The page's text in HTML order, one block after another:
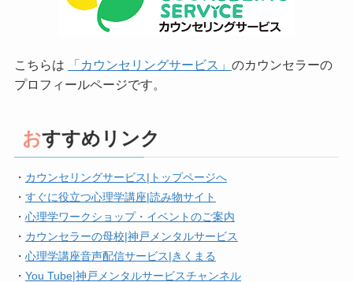
こちらは 「カウンセリングサービス」 のカウンセラーの
プロフィールページです。
おすすめリンク
・ カウンセリングサービス|トップページへ
・ すぐに役立つ心理学講座|読み物サイト
・ 心理学ワークショップ・イベントのご案内
・ カウンセラーの母校|神戸メンタルサービス
・ 心理学講座音声配信サービス|きくまる
・ You Tube|神戸メンタルサービスチャンネル